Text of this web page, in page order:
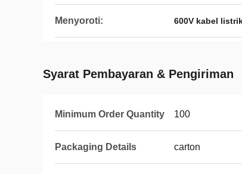
Menyoroti: 600V kabel
Syarat Pembayaran & Pengiriman
Minimum Order Quantity 100
Packaging Details carton